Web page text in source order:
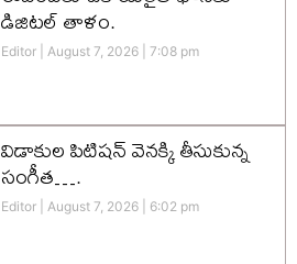
డిజిటల్ తాళం.
Editor August 7, 2026 7:08 pm
విడాకుల పిటిషన్ వెనక్కి తీసుకున్న
సంగీత….
Editor August 7, 2026 6:02 pm